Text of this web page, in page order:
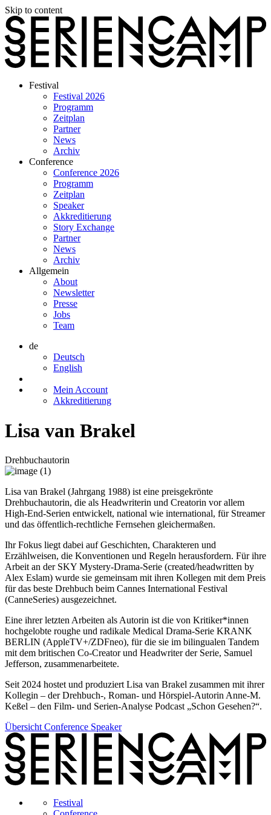
Skip to content
Festival
Festival 2026
Programm
Zeitplan
Partner
News
Archiv
Conference
Conference 2026
Programm
Zeitplan
Speaker
Akkreditierung
Story Exchange
Partner
News
Archiv
Allgemein
About
Newsletter
Presse
Jobs
Team
de
Deutsch
English
Mein Account
Akkreditierung
Lisa van Brakel
Drehbuchautorin
Lisa van Brakel (Jahrgang 1988) ist eine preisgekrönte
Drehbuchautorin, die als Headwriterin und Creatorin vor allem
High-End-Serien entwickelt, national wie international, für Streamer
und das öffentlich-rechtliche Fernsehen gleichermaßen.
Ihr Fokus liegt dabei auf Geschichten, Charakteren und
Erzählweisen, die Konventionen und Regeln herausfordern. Für ihre
Arbeit an der SKY Mystery-Drama-Serie (created/headwritten by
Alex Eslam) wurde sie gemeinsam mit ihren Kollegen mit dem Preis
für das beste Drehbuch beim Cannes International Festival
(CanneSeries) ausgezeichnet.
Eine ihrer letzten Arbeiten als Autorin ist die von Kritiker*innen
hochgelobte roughe und radikale Medical Drama-Serie KRANK
BERLIN (AppleTV+/ZDFneo), für die sie im bilingualen Tandem
mit dem britischen Co-Creator und Headwriter der Serie, Samuel
Jefferson, zusammenarbeitete.
Seit 2024 hostet und produziert Lisa van Brakel zusammen mit ihrer
Kollegin – der Drehbuch-, Roman- und Hörspiel-Autorin Anne-M.
Keßel – den Film- und Serien-Analyse Podcast „Schon Gesehen?“.
Übersicht Conference Speaker
Festival